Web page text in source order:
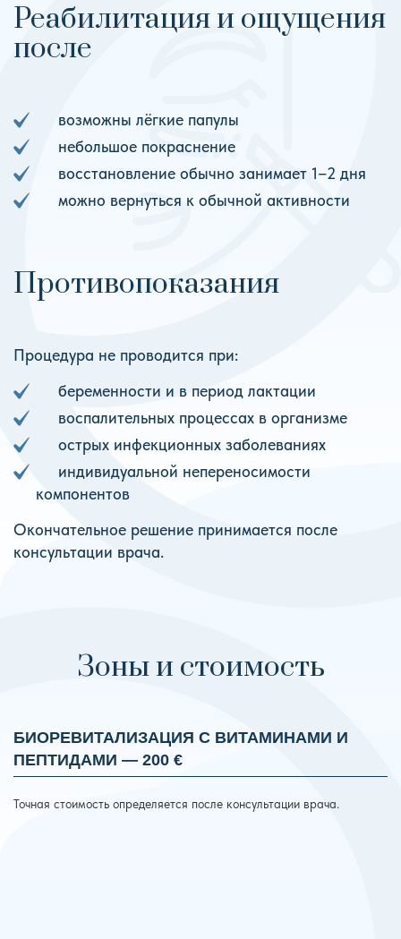
Реабилитация и ощущения
после
возможны лёгкие папулы
небольшое покраснение
восстановление обычно занимает 1–2 дня
можно вернуться к обычной активности
Противопоказания
Процедура не проводится при:
беременности и в период лактации
воспалительных процессах в организме
острых инфекционных заболеваниях
индивидуальной непереносимости
компонентов
Окончательное решение принимается после
консультации врача.
Зоны и стоимость
БИОРЕВИТАЛИЗАЦИЯ С ВИТАМИНАМИ И
ПЕПТИДАМИ — 200 €
Точная стоимость определяется после консультации врача.